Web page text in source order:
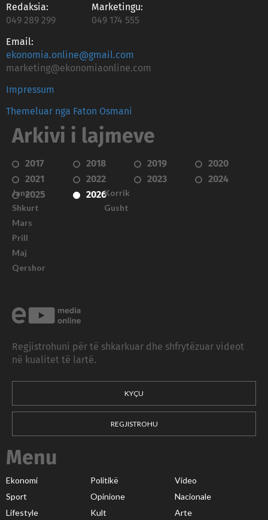
Redaksia:
049 289 299
Marketingu:
049 174 555
Email:
ekonomia.online@gmail.com
marketing@ekonomiaonline.com
Impressum
Themeluar nga Faton Osmani
Arkivi i lajmeve
2017 2018 2019
2020
2021
2022 2023
2024
2025
2026
Janar
Shkurt
Mars
Prill
Maj
Qershor
Korrik
Gusht
Regjistrohuni për të shkarkuar dhe shfrytëzuar videot
në kualitet të lartë.
KYÇU
REGJISTROHU
Menu
Ekonomi Politikë
Video
Sport
Opinione
Nacionale
Lifestyle
Kult Arte